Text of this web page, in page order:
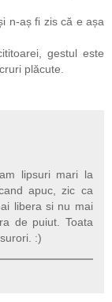
n-aș fi zis că e așa
gestul este
plăcute.
lipsuri mari la
apuc, zic ca
libera si nu mai
de puiut. Toata
:)